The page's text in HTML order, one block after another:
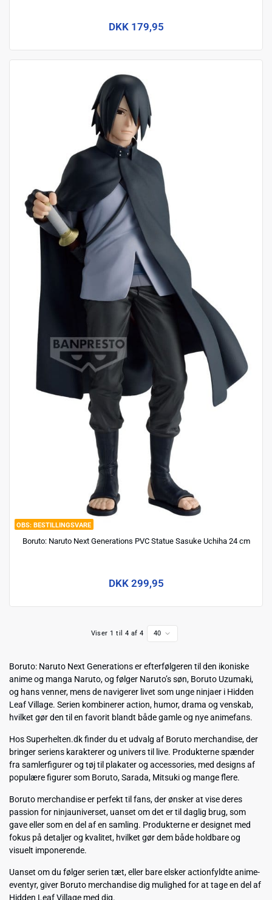
DKK 179,95
BESTILLINGSVARE
Boruto: Naruto Next Generations PVC Statue Sasuke Uchiha 24 cm
DKK 299,95
Viser 1 til 4 af 4 40
Boruto: Naruto Next Generationser efterfølgeren til den ikoniske
anime og manga Naruto, og følger Naruto’s søn, Boruto Uzumaki,
og hans venner, mens de navigerer livet som unge ninjaer i Hidden
Leaf Village. Serien kombinerer action, humor, drama og venskab,
hvilket gør den til en favorit blandt både gamle og nye animefans.
Hos Superhelten.dk finder du et udvalg af Boruto merchandise, der
bringer seriens karakterer og univers til live. Produkterne spænder
fra samlerfigurer og tøj til plakater og accessories, med designs af
populære figurer som Boruto, Sarada, Mitsuki og mange flere.
Boruto merchandise er perfekt til fans, der ønsker at vise deres
passion for ninjauniverset, uanset om det er til daglig brug, som
gave eller som en del af en samling. Produkterne er designet med
fokus på detaljer og kvalitet, hvilket gør dem både holdbare og
visuelt imponerende.
Uanset om du følger serien tæt, eller bare elsker actionfyldte anime-
eventyr, giver Boruto merchandise dig mulighed for at tage en del af
Hidden Leaf Village med dig.